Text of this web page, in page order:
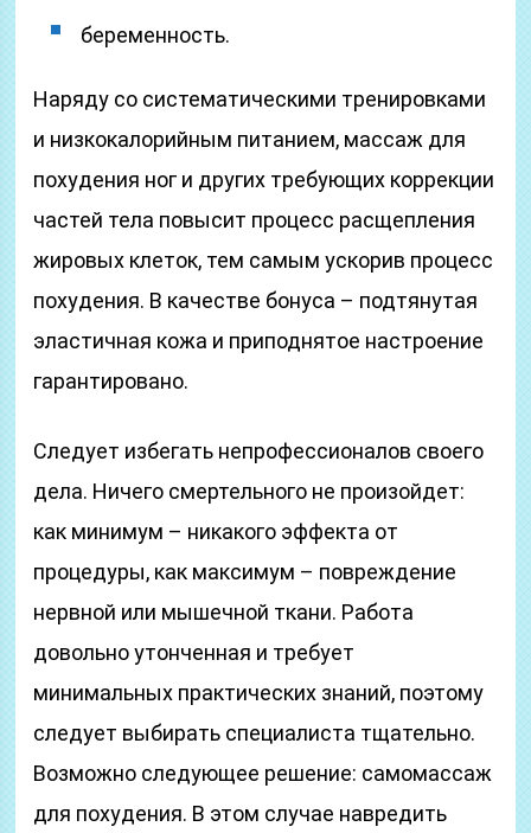
беременность.
Наряду со систематическими тренировками
и низкокалорийным питанием, массаж для
похудения ног и других требующих коррекции
частей тела повысит процесс расщепления
жировых клеток, тем самым ускорив процесс
похудения. В качестве бонуса – подтянутая
эластичная кожа и приподнятое настроение
гарантировано.
Следует избегать непрофессионалов своего
дела. Ничего смертельного не произойдет:
как минимум – никакого эффекта от
процедуры, как максимум – повреждение
нервной или мышечной ткани. Работа
довольно утонченная и требует
минимальных практических знаний, поэтому
следует выбирать специалиста тщательно.
Возможно следующее решение: самомассаж
для похудения. В этом случае навредить